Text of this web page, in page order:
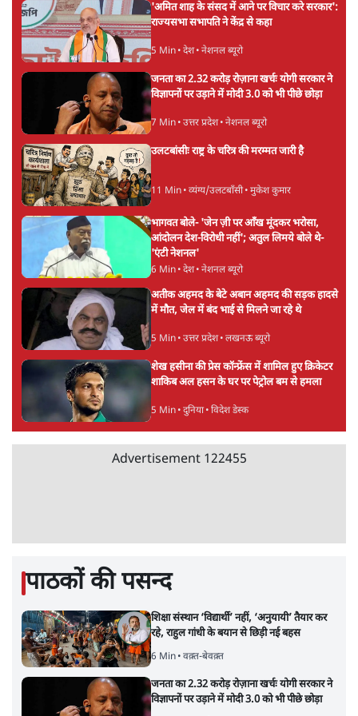
'अमित शाह के संसद में आने पर विचार करे सरकार':
राज्यसभा सभापति ने केंद्र से कहा
5 Min• देश• नेशनल ब्यूरो
जनता का 2.32 करोड़ रोज़ाना खर्चः योगी सरकार ने
विज्ञापनों पर उड़ाने में मोदी 3.0 को भी पीछे छोड़ा
7 Min• उत्तर प्रदेश• नेशनल ब्यूरो
उलटबांसीः राष्ट्र के चरित्र की मरम्मत जारी है
11 Min• व्यंग्य/उलटबाँसी• मुकेश कुमार
भागवत बोले- 'जेन ज़ी पर आँख मूंदकर भरोसा,
आंदोलन देश-विरोधी नहीं'; अतुल लिमये बोले थे-
'एंटी नेशनल'
6 Min• देश• नेशनल ब्यूरो
अतीक अहमद के बेटे अबान अहमद की सड़क हादसे
में मौत, जेल में बंद भाई से मिलने जा रहे थे
5 Min• उत्तर प्रदेश• लखनऊ ब्यूरो
शेख हसीना की प्रेस कॉन्फ्रेंस में शामिल हुए क्रिकेटर
शाकिब अल हसन के घर पर पेट्रोल बम से हमला
5 Min• दुनिया• विदेश डेस्क
Advertisement 122455
पाठकों की पसन्द
शिक्षा संस्थान ‘विद्यार्थी’ नहीं, ‘अनुयायी’ तैयार कर
रहे, राहुल गांधी के बयान से छिड़ी नई बहस
6 Min• वक़्त-बेवक़्त
जनता का 2.32 करोड़ रोज़ाना खर्चः योगी सरकार ने
विज्ञापनों पर उड़ाने में मोदी 3.0 को भी पीछे छोड़ा